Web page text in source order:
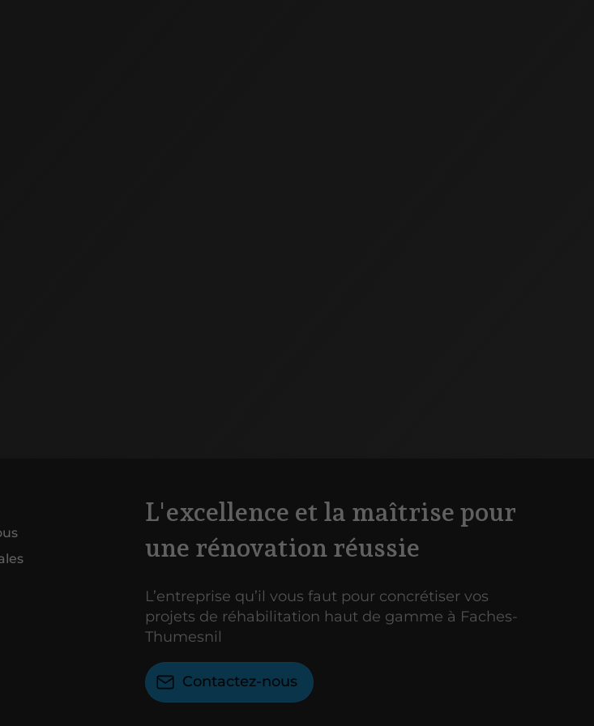
L'excellence et la maîtrise pour
une rénovation réussie
L’entreprise qu’il vous faut pour concrétiser vos
projets de réhabilitation haut de gamme à Faches-
Thumesnil
Contactez-nous